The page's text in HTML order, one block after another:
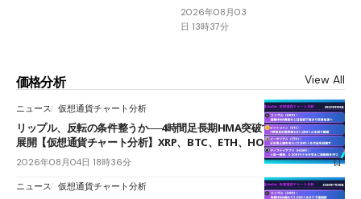
2026年08月03
日 13時37分
価格分析 View All
ニュース 仮想通貨チャート分析
リップル、反転の条件整うか──4時間足長期HMA突破で雲下端を目指す
展開【仮想通貨チャート分析】XRP、BTC、ETH、HOME
2026年08月04日 18時36分
ニュース 仮想通貨チャート分析